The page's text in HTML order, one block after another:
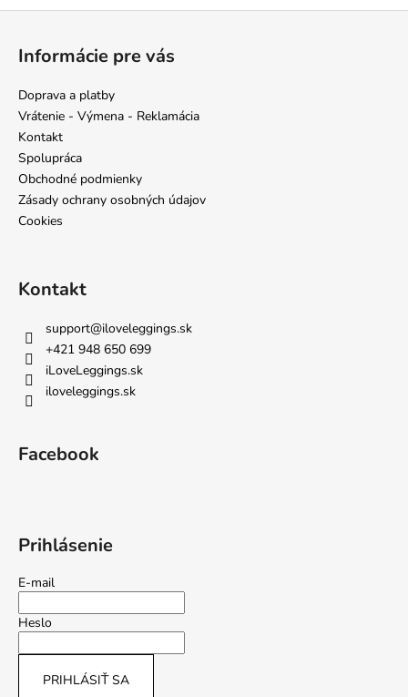
Informácie pre vás
Doprava a platby
Vrátenie - Výmena - Reklamácia
Kontakt
Spolupráca
Obchodné podmienky
Zásady ochrany osobných údajov
Cookies
Kontakt
support@iloveleggings.sk
+421 948 650 699
iLoveLeggings.sk
iloveleggings.sk
Facebook
Prihlásenie
E-mail
Heslo
PRIHLÁSIŤ SA